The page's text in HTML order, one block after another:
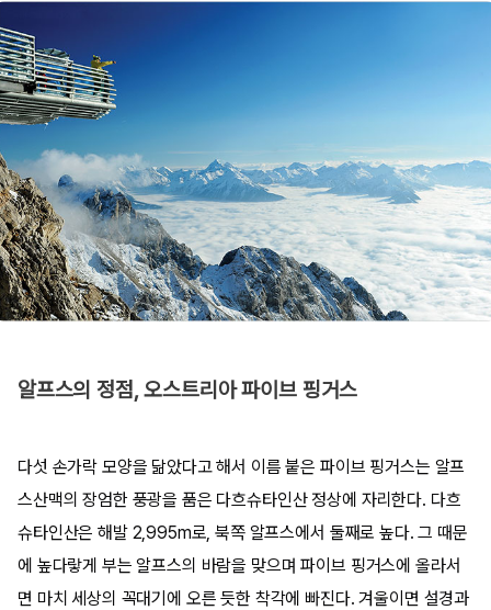
알프스의 정점, 오스트리아 파이브 핑거스
다섯 손가락 모양을 닮았다고 해서 이름 붙은 파이브 핑거스는 알프
스산맥의 장엄한 풍광을 품은 다흐슈타인산 정상에 자리한다. 다흐
슈타인산은 해발 2,995m로, 북쪽 알프스에서 둘째로 높다. 그 때문
에 높다랗게 부는 알프스의 바람을 맞으며 파이브 핑거스에 올라서
면 마치 세상의 꼭대기에 오른 듯한 착각에 빠진다. 겨울이면 설경과